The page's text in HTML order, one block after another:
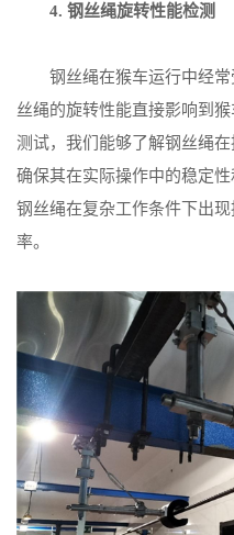
4. 钢丝绳旋转性能检测
钢丝绳在猴车运行中经常
丝绳的旋转性能直接影响到
测试，我们能够了解钢丝绳
确保其在实际操作中的稳定
钢丝绳在复杂工作条件下出
率。